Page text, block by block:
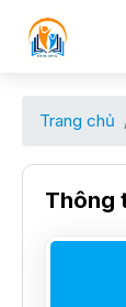
Trang chủ
Thông